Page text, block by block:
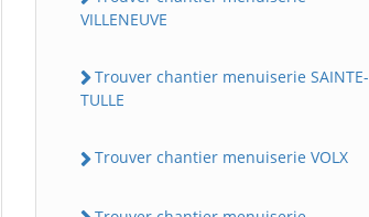
VILLENEUVE
Trouver chantier menuiserie SAINTE-
TULLE
Trouver chantier menuiserie VOLX